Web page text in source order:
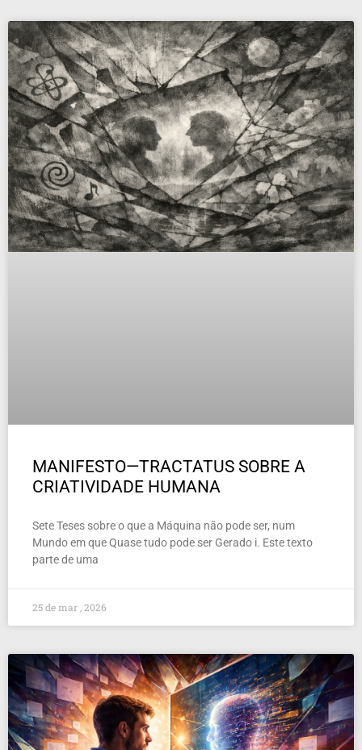
MANIFESTO—TRACTATUS SOBRE A
CRIATIVIDADE HUMANA
Sete Teses sobre o que a Máquina não pode ser, num
Mundo em que Quase tudo pode ser Gerado i. Este texto
parte de uma
25 de mar , 2026